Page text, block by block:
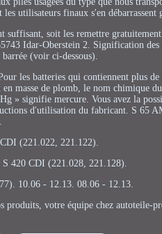
utilisateurs finaux s'en débarrassent
suffisant, soit les remettre
Idar-Oberstein 2. Signification
(voir ci-dessous).
les batteries qui contiennent plus
masse de plomb, le nom chimique
» signifie mercure. Vous avez la
d'utilisation du fabricant. S 65
(221.022, 221.122).
420 CDI (221.028, 221.128).
10.06 - 12.13. 08.06 - 12.13.
votre équipe chez autoteile-